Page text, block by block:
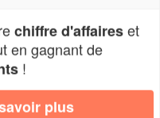
DOCKING
Comte
chiffre d'affaireset
en gagnant de
!
plus